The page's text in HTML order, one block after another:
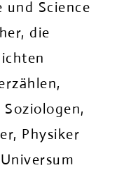
und Science
die
Physiker